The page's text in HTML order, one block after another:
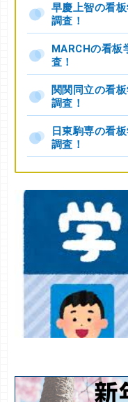
早慶上智の看
調査！
MARCHの看板
査！
関関同立の看
調査！
日東駒専の看
調査！